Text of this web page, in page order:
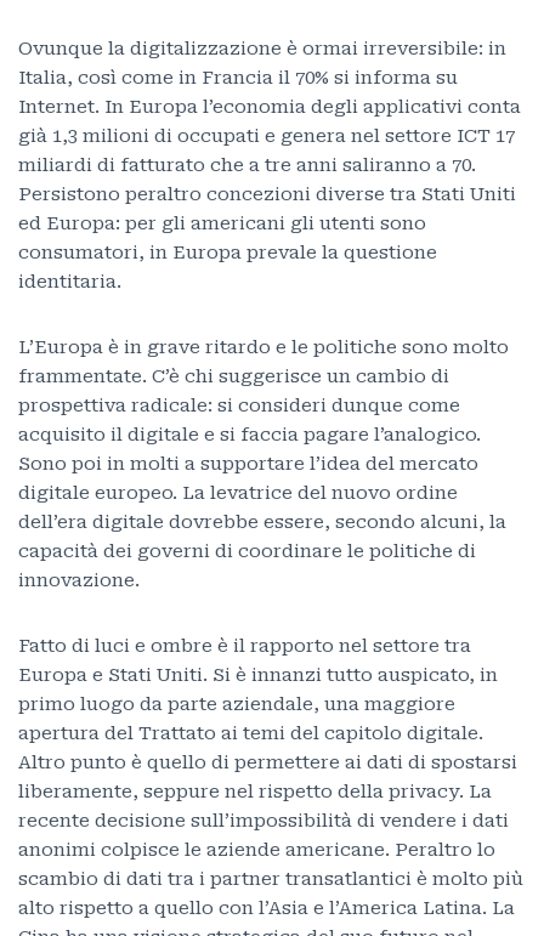
Ovunque la digitalizzazione è ormai irreversibile: in
Italia, così come in Francia il 70% si informa su
Internet. In Europa l’economia degli applicativi conta
già 1,3 milioni di occupati e genera nel settore ICT 17
miliardi di fatturato che a tre anni saliranno a 70.
Persistono peraltro concezioni diverse tra Stati Uniti
ed Europa: per gli americani gli utenti sono
consumatori, in Europa prevale la questione
identitaria.
L’Europa è in grave ritardo e le politiche sono molto
frammentate. C’è chi suggerisce un cambio di
prospettiva radicale: si consideri dunque come
acquisito il digitale e si faccia pagare l’analogico.
Sono poi in molti a supportare l’idea del mercato
digitale europeo. La levatrice del nuovo ordine
dell’era digitale dovrebbe essere, secondo alcuni, la
capacità dei governi di coordinare le politiche di
innovazione.
Fatto di luci e ombre è il rapporto nel settore tra
Europa e Stati Uniti. Si è innanzi tutto auspicato, in
primo luogo da parte aziendale, una maggiore
apertura del Trattato ai temi del capitolo digitale.
Altro punto è quello di permettere ai dati di spostarsi
liberamente, seppure nel rispetto della privacy. La
recente decisione sull’impossibilità di vendere i dati
anonimi colpisce le aziende americane. Peraltro lo
scambio di dati tra i partner transatlantici è molto più
alto rispetto a quello con l’Asia e l’America Latina. La